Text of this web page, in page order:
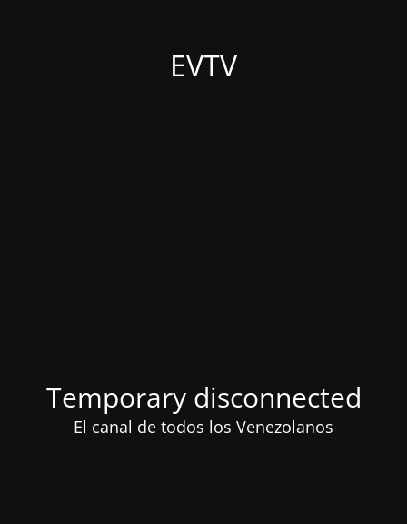
EVTV
Temporary disconnected
El canal de todos los Venezolanos